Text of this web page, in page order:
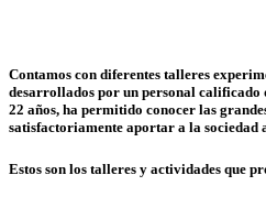
Contamos con diferentes talleres
desarrollados por un personal calificado
22 años, ha permitido conocer las
satisfactoriamente aportar a la sociedad
Estos son los talleres y actividades que